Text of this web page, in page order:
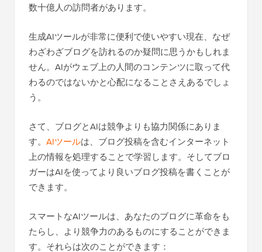
数十億人の訪問者があります。
生成AIツールが非常に便利で使いやすい現在、なぜ
わざわざブログを訪れるのか疑問に思うかもしれま
せん。AIがウェブ上の人間のコンテンツに取って代
わるのではないかと心配になることさえあるでしょ
う。
さて、ブログとAIは競争よりも協力関係にありま
す。 AIツールは、ブログ投稿を含むインターネット
上の情報を処理することで学習します。そしてブロ
ガーはAIを使ってより良いブログ投稿を書くことが
できます。
スマートなAIツールは、あなたのブログに革命をも
たらし、より競争力のあるものにすることができま
す。それらは次のことができます：